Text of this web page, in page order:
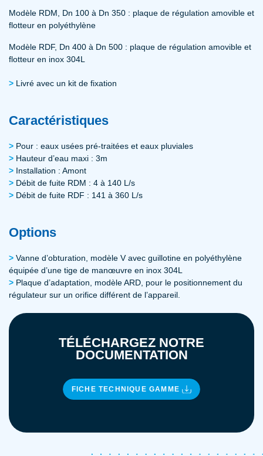
Modèle RDM, Dn 100 à Dn 350 : plaque de régulation amovible et
flotteur en polyéthylène
Modèle RDF, Dn 400 à Dn 500 : plaque de régulation amovible et
flotteur en inox 304L
Livré avec un kit de fixation
Caractéristiques
Pour : eaux usées pré-traitées et eaux pluviales
Hauteur d’eau maxi : 3m
Installation : Amont
Débit de fuite RDM : 4 à 140 L/s
Débit de fuite RDF : 141 à 360 L/s
Options
Vanne d’obturation, modèle V avec guillotine en polyéthylène
équipée d’une tige de manœuvre en inox 304L
Plaque d’adaptation, modèle ARD, pour le positionnement du
régulateur sur un orifice différent de l’appareil.
TÉLÉCHARGEZ NOTRE
DOCUMENTATION
FICHE TECHNIQUE GAMME